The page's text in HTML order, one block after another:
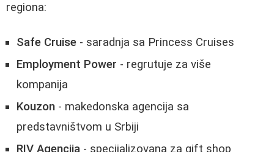
regiona:
Safe Cruise - saradnja sa Princess Cruises
Employment Power - regrutuje za više
kompanija
Kouzon - makedonska agencija sa
predstavništvom u Srbiji
RIV Agencija - specijalizovana za gift shop